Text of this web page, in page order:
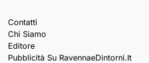
Contatti
Chi Siamo
Editore
Pubblicità Su RavennaeDintorni.it